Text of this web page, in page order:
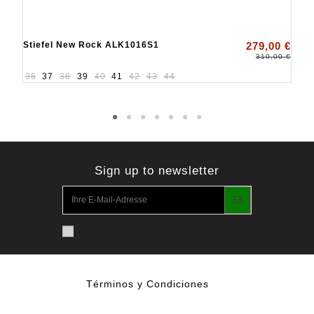
Stiefel New Rock ALK1016S1 279,00 €
310,00 €
36 37 38 39 40 41 42 43 44
Sign up to newsletter
Términos y Condiciones